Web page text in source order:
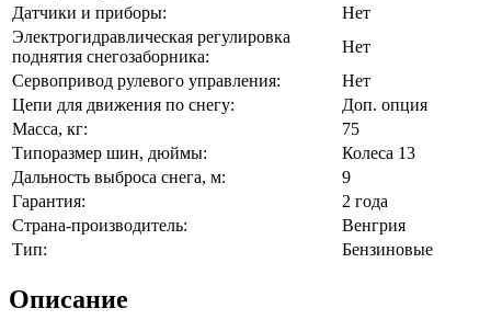
Датчики и приборы:
Нет
Электрогидравлическая регулировка
поднятия снегозаборника:
Нет
Сервопривод рулевого управления:
Нет
Цепи для движения по снегу:
Доп. опция
Масса, кг:
75
Типоразмер шин, дюймы:
Колеса 13
Дальность выброса снега, м:
9
Гарантия:
2 года
Страна-производитель:
Венгрия
Тип:
Бензиновые
Описание